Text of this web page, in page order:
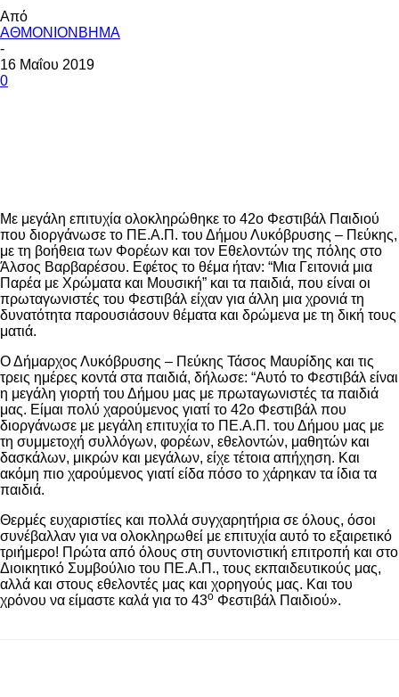
Από
ΑΘΜΟΝΙΟΝΒΗΜΑ
-
16 Μαΐου 2019
0
Με μεγάλη επιτυχία ολοκληρώθηκε το 42ο Φεστιβάλ Παιδιού
που διοργάνωσε το ΠΕ.Α.Π. του Δήμου Λυκόβρυσης – Πεύκης,
με τη βοήθεια των Φορέων και τον Εθελοντών της πόλης στο
Άλσος Βαρβαρέσου. Εφέτος το θέμα ήταν: “Μια Γειτονιά μια
Παρέα με Χρώματα και Μουσική” και τα παιδιά, που είναι οι
πρωταγωνιστές του Φεστιβάλ είχαν για άλλη μια χρονιά τη
δυνατότητα παρουσιάσουν θέματα και δρώμενα με τη δική τους
ματιά.
Ο Δήμαρχος Λυκόβρυσης – Πεύκης Τάσος Μαυρίδης και τις
τρεις ημέρες κοντά στα παιδιά, δήλωσε: “Αυτό το Φεστιβάλ είναι
η μεγάλη γιορτή του Δήμου μας με πρωταγωνιστές τα παιδιά
μας. Είμαι πολύ χαρούμενος γιατί το 42ο Φεστιβάλ που
διοργάνωσε με μεγάλη επιτυχία το ΠΕ.Α.Π. του Δήμου μας με
τη συμμετοχή συλλόγων, φορέων, εθελοντών, μαθητών και
δασκάλων, μικρών και μεγάλων, είχε τέτοια απήχηση. Και
ακόμη πιο χαρούμενος γιατί είδα πόσο το χάρηκαν τα ίδια τα
παιδιά.
Θερμές ευχαριστίες και πολλά συγχαρητήρια σε όλους, όσοι
συνέβαλλαν για να ολοκληρωθεί με επιτυχία αυτό το εξαιρετικό
τριήμερο! Πρώτα από όλους στη συντονιστική επιτροπή και στο
Διοικητικό Συμβούλιο του ΠΕ.Α.Π., τους εκπαιδευτικούς μας,
αλλά και στους εθελοντές μας και χορηγούς μας. Και του
χρόνου να είμαστε καλά για το 43ο Φεστιβάλ Παιδιού».